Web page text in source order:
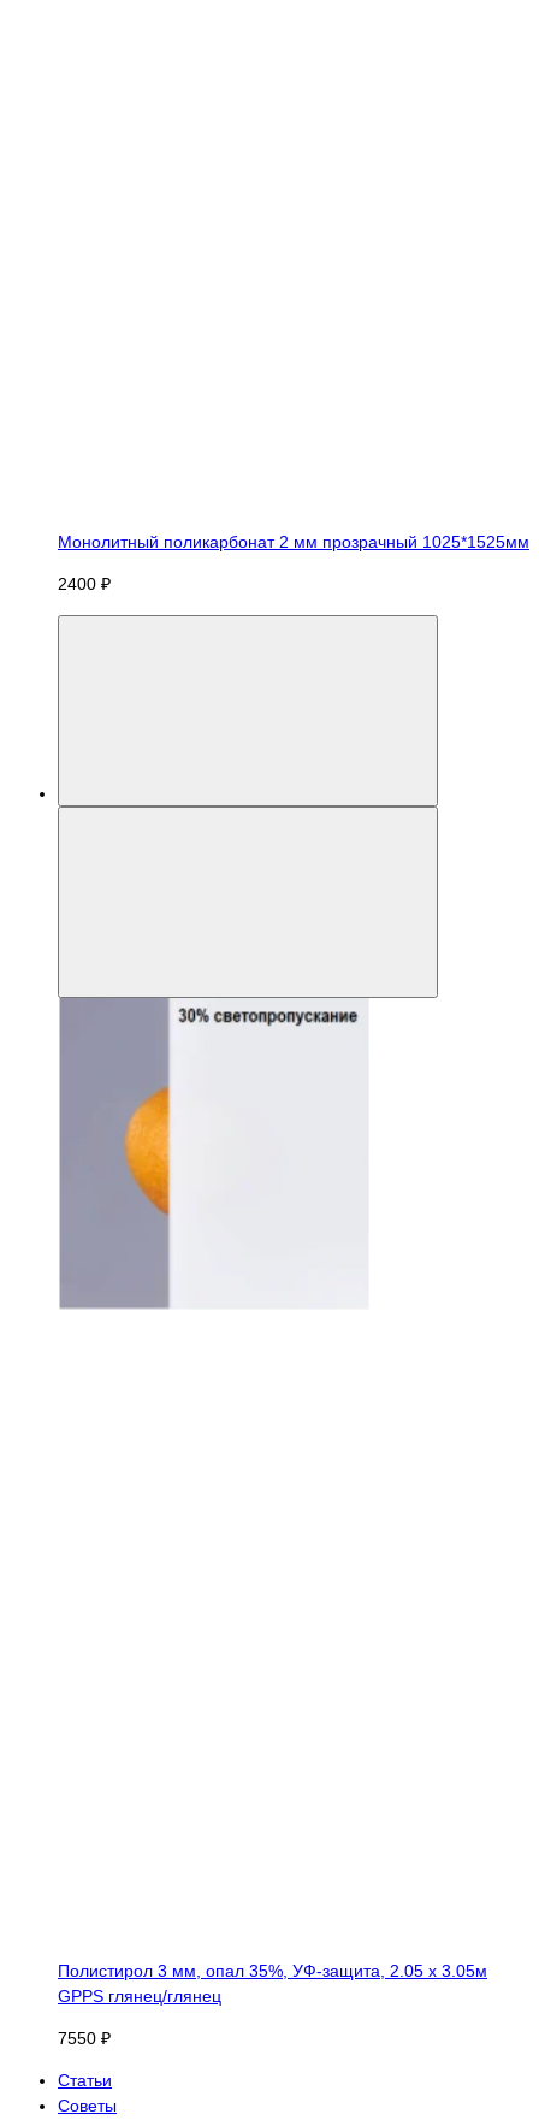
Монолитный поликарбонат 2 мм прозрачный 1025*1525мм
2400 ₽
Полистирол 3 мм, опал 35%, УФ-защита, 2.05 х 3.05м
GPPS глянец/глянец
7550 ₽
Статьи
Советы